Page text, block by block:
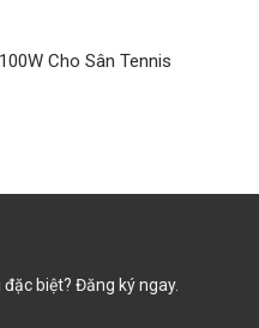
Cho Sân Tennis
biệt? Đăng ký ngay.